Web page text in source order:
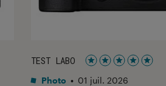
TEST LABO
Noté 5 étoiles
Photo • 01 juil. 2026